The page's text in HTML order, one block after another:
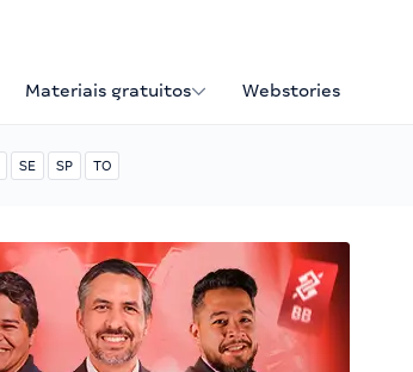
Materiais gratuitos Webstories
SE SP TO